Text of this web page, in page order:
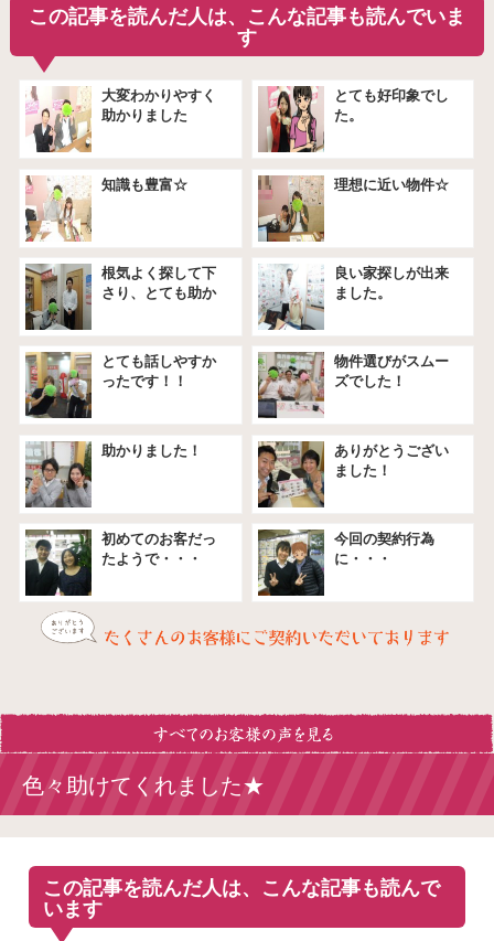
この記事を読んだ人は、こんな記事も読んでいま
す
大変わかりやすく
助かりました
とても好印象でし
た。
知識も豊富☆ 理想に近い物件☆
根気よく探して下
さり、とても助か
良い家探しが出来
ました。
とても話しやすか
ったです！！
物件選びがスムー
ズでした！
助かりました！
ありがとうござい
ました！
初めてのお客だっ
たようで・・・
今回の契約行為
に・・・
色々助けてくれました★
この記事を読んだ人は、こんな記事も読んで
います